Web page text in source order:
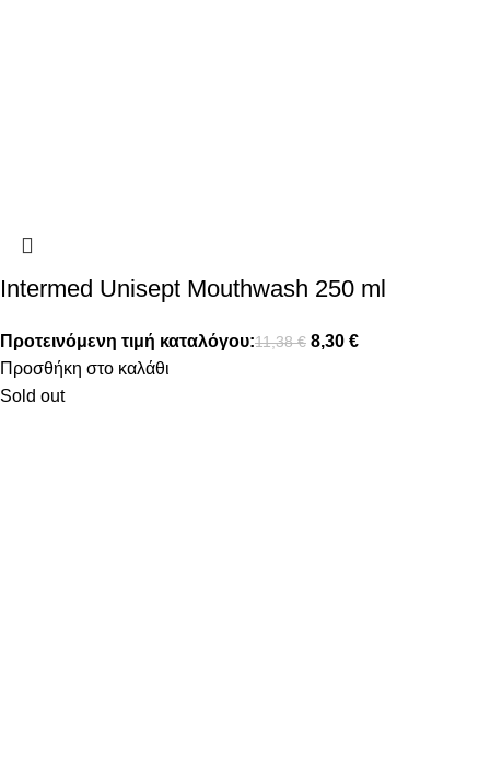
Intermed Unisept Mouthwash 250 ml
Προτεινόμενη τιμή καταλόγου:11,38€ 8,30 €
Προσθήκη στο καλάθι
Sold out